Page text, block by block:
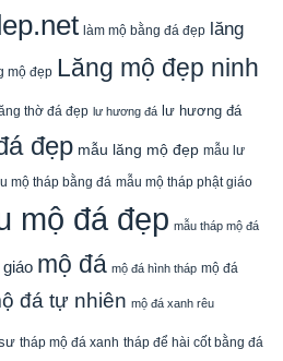
làm mộ bằng đá đẹp lăng
mộ đẹp Lăng mộ đẹp ninh
thờ đá đẹp lư hương đá lư hương đá
đẹp mẫu lăng mộ đẹp mẫu lư
mộ tháp bằng đá mẫu mộ tháp phật giáo
mộ đá đẹp mẫu tháp mộ đá
mộ đá mộ đá hình tháp mộ đá
đá tự nhiên mộ đá xanh rêu
tháp mộ đá xanh tháp để hài cốt bằng đá